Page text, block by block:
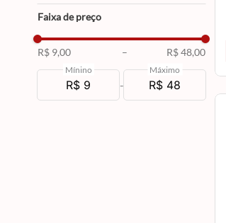
Faixa de preço
R$ 9,00 – R$ 48,00
Mínino
-
Máximo